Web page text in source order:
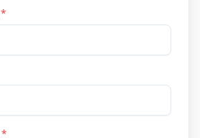
*
*